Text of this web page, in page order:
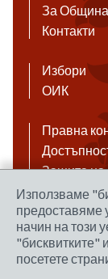
За
Контакти
Избори
ОИК
Правна
Защита на
Връзки
Използваме
предоставяме
начин на този
"бисквитките"
посетете